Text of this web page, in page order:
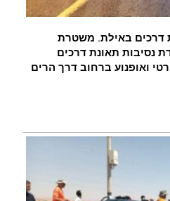
דרכים באילת. משטרת
נסיבות תאונת דרכים
ואופנוע ברחוב דרך הרים